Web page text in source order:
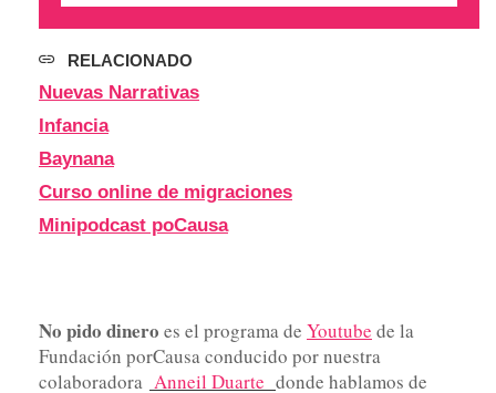
RELACIONADO
Nuevas Narrativas
Infancia
Baynana
Curso online de migraciones
Minipodcast poCausa
No pido dinero es el programa de Youtube de la
Fundación porCausa conducido por nuestra
colaboradora Anneil Duarte donde hablamos de